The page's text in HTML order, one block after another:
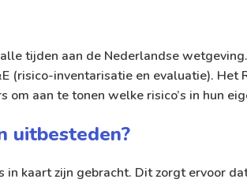
tijden aan de Nederlandse
(risico-inventarisatie en evaluatie).
aan te tonen welke risico’s in hun
uitbesteden?
in kaart zijn gebracht. Dit zorgt